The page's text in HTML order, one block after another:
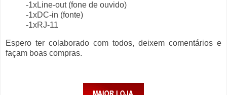
-1xLine-out (fone de ouvido)
-1xDC-in (fonte)
-1xRJ-11
Espero ter colaborado com todos, deixem comentários e
façam boas compras.